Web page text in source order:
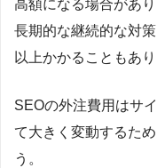
高額になる場合があ
長期的な継続的な対
以上かかることもあり
SEOの外注費用はサ
て大きく変動するた
う。